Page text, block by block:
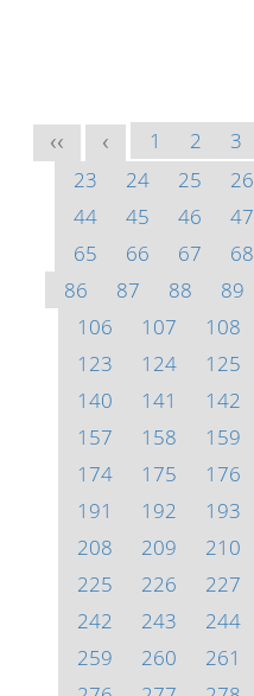
<< < 1 2 3
23
24 25 26
44
45 46 47
65
66 67 68
86
87 88 89
106
107 108
123
124 125
140
141 142
157
158 159
174
175 176
191
192 193
208
209 210
225
226 227
242
243 244
259
260 261